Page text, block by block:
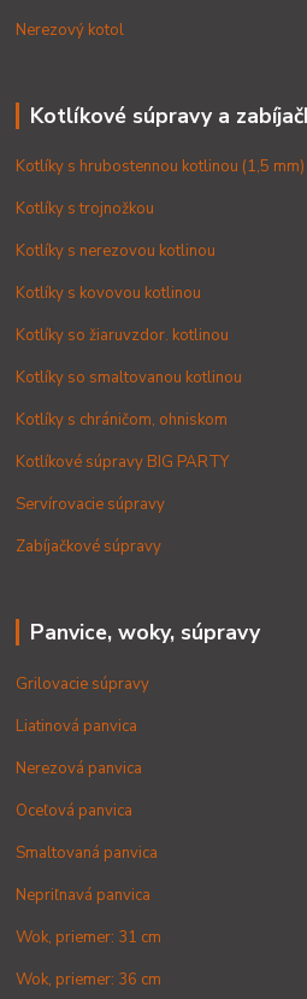
Nerezový kotol
Kotlíkové súpravy a
Kotlíky s hrubostennou kotlinou (1,5 mm)
Kotlíky s trojnožkou
Kotlíky s nerezovou kotlinou
Kotlíky s kovovou kotlinou
Kotlíky so žiaruvzdor. kotlinou
Kotlíky so smaltovanou kotlinou
Kotlíky s chráničom, ohniskom
Kotlíkové súpravy BIG PARTY
Servírovacie súpravy
Zabíjačkové súpravy
Panvice, woky, súpravy
Grilovacie súpravy
Liatinová panvica
Nerezová panvica
Oceľová panvica
Smaltovaná panvica
Nepriľnavá panvica
Wok, priemer: 31 cm
Wok, priemer: 36 cm